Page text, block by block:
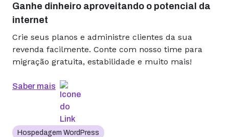
Ganhe dinheiro aproveitando o potencial da
internet
Crie seus planos e administre clientes da sua
revenda facilmente. Conte com nosso time para
migração gratuita, estabilidade e muito mais!
Saber mais
Hospedagem WordPress